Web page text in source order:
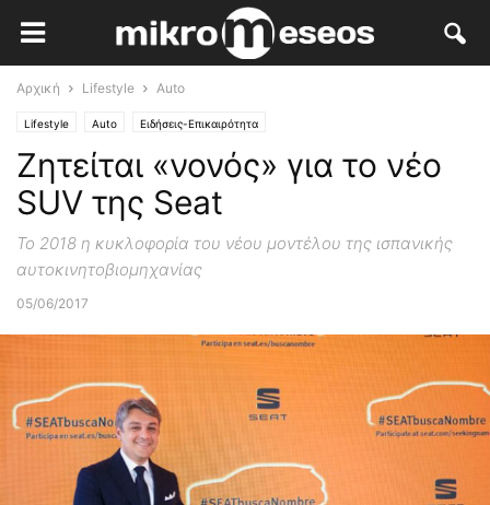
Αρχική Lifestyle Auto
Lifestyle Auto Ειδήσεις-Επικαιρότητα
Ζητείται «νονός» για το νέο
SUV της Seat
To 2018 η κυκλοφορία του νέου μοντέλου της ισπανικής
αυτοκινητοβιομηχανίας
05/06/2017